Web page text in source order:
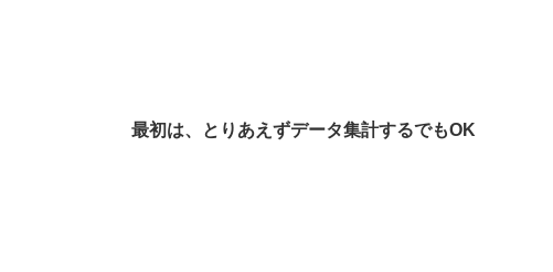
最初は、とりあえずデータ集計するでもOK